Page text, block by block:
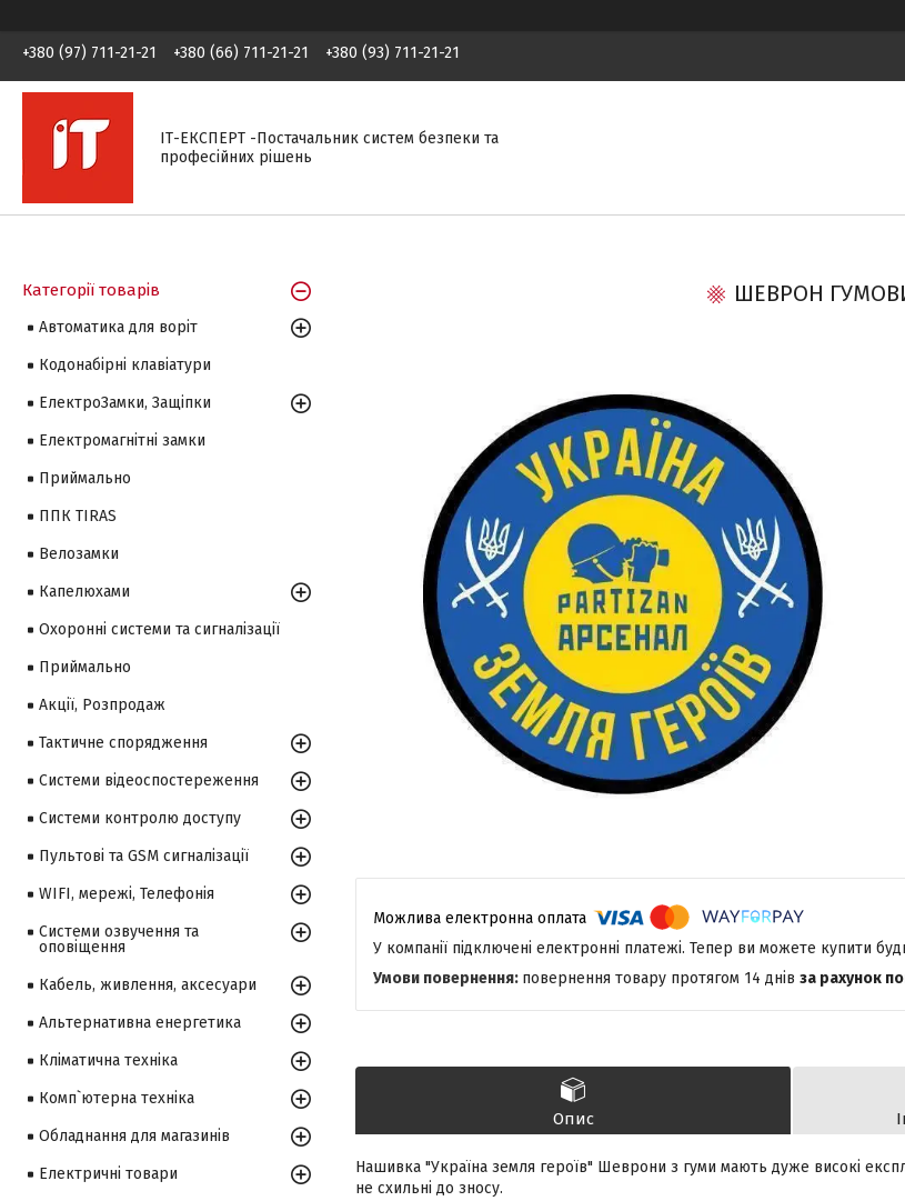
+380 (97) 711-21-21 +380 (66) 711-21-21 +380 (93) 711-21-21
ІТ-ЕКСПЕРТ -Постачальник систем безпеки та
професійних рішень
ШЕВРОН
У компанії підключені електронні платежі. Тепер ви можете купити
повернення товару протягом 14 днів за рахунок
Опис
Нашивка "Україна земля героїв" Шеврони з гуми мають дуже високі
не схильні до зносу.
Категорії товарів
Автоматика для воріт
Кодонабірні клавіатури
ЕлектроЗамки, Защіпки
Електромагнітні замки
Приймально
ППК TIRAS
Велозамки
Капелюхами
Охоронні системи та сигналізації
Приймально
Акції, Розпродаж
Тактичне спорядження
Системи відеоспостереження
Системи контролю доступу
Пультові та GSM сигналізації
WIFI, мережі, Телефонія
Системи озвучення та
оповіщення
Кабель, живлення, аксесуари
Альтернативна енергетика
Кліматична техніка
Комп`ютерна техніка
Обладнання для магазинів
Електричні товари